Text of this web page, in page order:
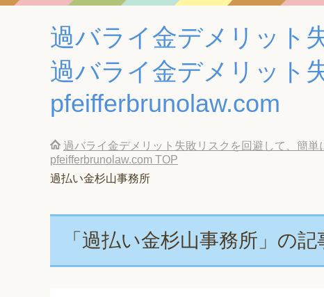
過バライ金デメリット
過バライ金デメリット
pfeifferbrunolaw.com
過バライ金デメリット失敗リスクを回避して、簡
pfeifferbrunolaw.com TOP
過払い金杉山事務所
「過払い金杉山事務所」の記